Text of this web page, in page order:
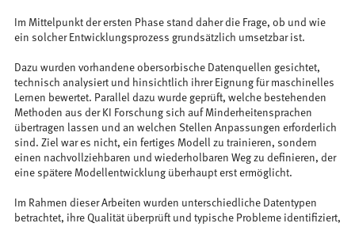
Im Mittelpunkt der ersten Phase stand daher die Frage, ob und wie
ein solcher Entwicklungsprozess grundsätzlich umsetzbar ist.
Dazu wurden vorhandene obersorbische Datenquellen gesichtet,
technisch analysiert und hinsichtlich ihrer Eignung für maschinelles
Lernen bewertet. Parallel dazu wurde geprüft, welche bestehenden
Methoden aus der KI Forschung sich auf Minderheitensprachen
übertragen lassen und an welchen Stellen Anpassungen erforderlich
sind. Ziel war es nicht, ein fertiges Modell zu trainieren, sondern
einen nachvollziehbaren und wiederholbaren Weg zu definieren, der
eine spätere Modellentwicklung überhaupt erst ermöglicht.
Im Rahmen dieser Arbeiten wurden unterschiedliche Datentypen
betrachtet, ihre Qualität überprüft und typische Probleme identifiziert,